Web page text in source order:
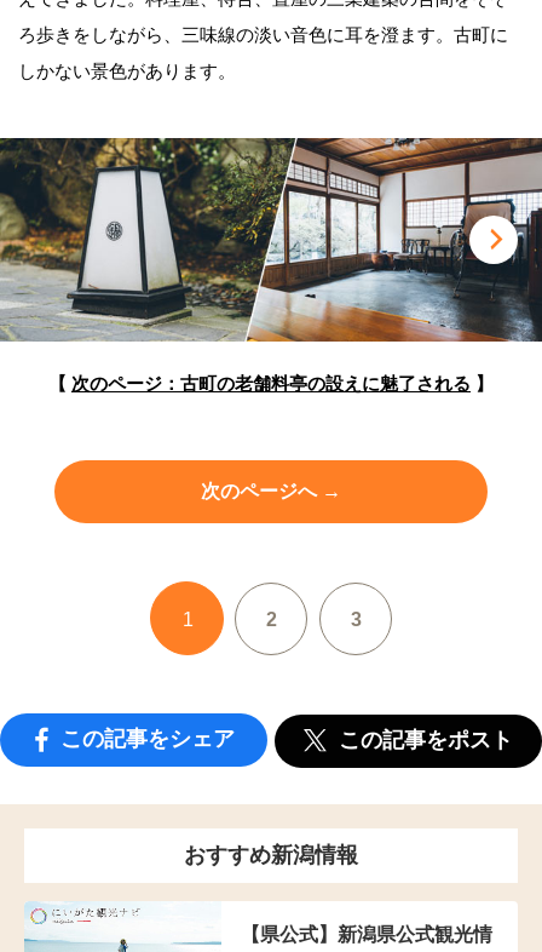
ろ歩きをしながら、三味線の淡い音色に耳を澄ます。古町に
しかない景色があります。
【 次のページ：古町の老舗料亭の設えに魅了される 】
次のページへ →
1 2 3
この記事をシェア この記事をポスト
おすすめ新潟情報
【県公式】新潟県公式観光情